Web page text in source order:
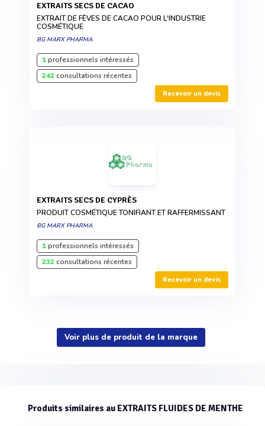
EXTRAITS SECS DE CACAO
EXTRAIT DE FÈVES DE CACAO POUR L'INDUSTRIE
COSMÉTIQUE
BG MARX PHARMA
1professionnels intéressés
242consultations récentes
Recevoir un devis
EXTRAITS SECS DE CYPRÈS
PRODUIT COSMÉTIQUE TONIFIANT ET RAFFERMISSANT
BG MARX PHARMA
1professionnels intéressés
232consultations récentes
Recevoir un devis
Voir plus de produit de la marque
Produits similaires au EXTRAITS FLUIDES DE MENTHE